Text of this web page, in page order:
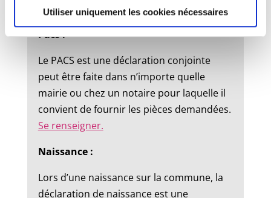
Utiliser uniquement les cookies nécessaires
son domicile ou sa résidence.
Pacs :
Le PACS est une déclaration conjointe
peut être faite dans n’importe quelle
mairie ou chez un notaire pour laquelle il
convient de fournir les pièces demandées.
Se renseigner.
Naissance :
Lors d’une naissance sur la commune, la
déclaration de naissance est une